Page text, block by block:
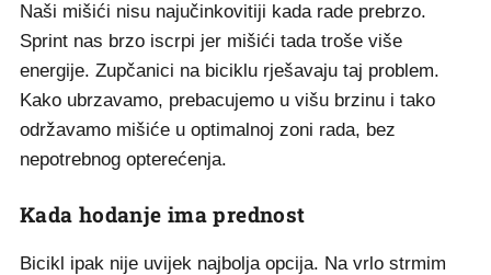
Naši mišići nisu najučinkovitiji kada rade prebrzo.
Sprint nas brzo iscrpi jer mišići tada troše više
energije. Zupčanici na biciklu rješavaju taj problem.
Kako ubrzavamo, prebacujemo u višu brzinu i tako
održavamo mišiće u optimalnoj zoni rada, bez
nepotrebnog opterećenja.
Kada hodanje ima prednost
Bicikl ipak nije uvijek najbolja opcija. Na vrlo strmim